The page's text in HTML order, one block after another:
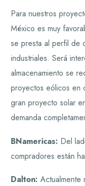
Para nuestros
México es muy
se presta al perfil de
industriales. Será
almacenamiento se
proyectos eólicos en
gran proyecto solar
demanda
BNamericas: Del
compradores están
Dalton: Actualmente